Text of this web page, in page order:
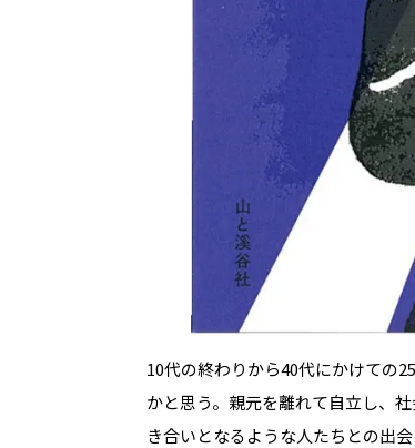
10代の終わりから40代にかけての
かと思う。親元を離れて自立し、
き合いとなるような人たちとの出